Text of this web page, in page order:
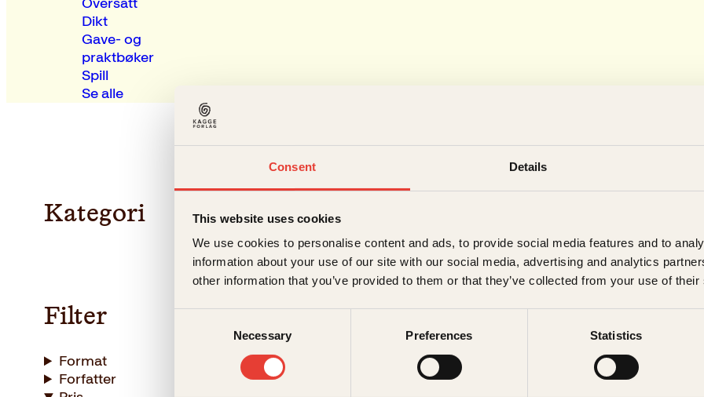
Consent Details
This website uses cookies
We use cookies to personalise content and ads, to provide social media features and to
information about your use of our site with our social media, advertising and analytics
other information that you’ve provided to them or that they’ve collected from your use of
Necessary Preferences Statistics
Dikt
Gave- og
praktbøker
Spill
Se alle
Kategori
Filter
Format
Forfatter